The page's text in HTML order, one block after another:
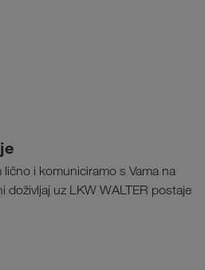
i komuniciramo s Vama na
doživljaj uz LKW WALTER postaje